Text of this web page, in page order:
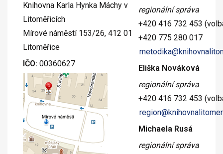
Knihovna Karla Hynka Máchy v
Litoměřicích
Mírové náměstí 153/26, 412 01
Litoměřice
IČO: 00360627
regionální správa
+420 416 732 453
+420 775 280 017
Eliška Nováková
regionální správa
+420 416 732 453
Michaela Rusá
regionální správa